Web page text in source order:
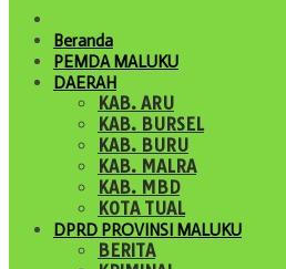
Beranda
PEMDA MALUKU
DAERAH
KAB. ARU
KAB. BURSEL
KAB. BURU
KAB. MALRA
KAB. MBD
KOTA TUAL
DPRD PROVINSI MALUKU
BERITA